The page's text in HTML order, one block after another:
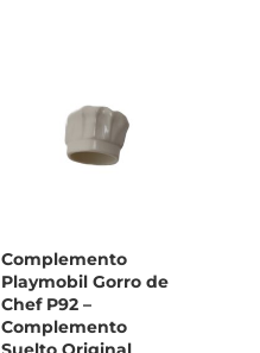
Complemento
Playmobil Gorro de
Chef P92 –
Complemento